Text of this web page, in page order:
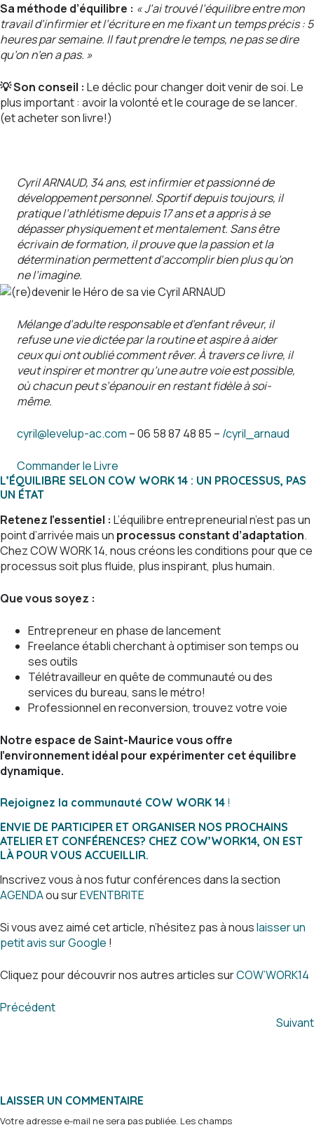
Sa méthode d’équilibre : « J’ai trouvé l’équilibre entre mon
travail d’infirmier et l’écriture en me fixant un temps précis : 5
heures par semaine. Il faut prendre le temps, ne pas se dire
qu’on n’en a pas. »
💡 Son conseil : Le déclic pour changer doit venir de soi. Le
plus important : avoir la volonté et le courage de se lancer.
(et acheter son livre!)
Cyril ARNAUD, 34 ans, est infirmier et passionné de
développement personnel. Sportif depuis toujours, il
pratique l’athlétisme depuis 17 ans et a appris à se
dépasser physiquement et mentalement. Sans être
écrivain de formation, il prouve que la passion et la
détermination permettent d’accomplir bien plus qu’on
ne l’imagine.
Mélange d’adulte responsable et d’enfant rêveur, il
refuse une vie dictée par la routine et aspire à aider
ceux qui ont oublié comment rêver. À travers ce livre, il
veut inspirer et montrer qu’une autre voie est possible,
où chacun peut s’épanouir en restant fidèle à soi-
même.
cyril@levelup-ac.com – 06 58 87 48 85 – /cyril_arnaud
Commander le Livre
L’ÉQUILIBRE SELON COW WORK 14 : UN PROCESSUS, PAS
UN ÉTAT
Retenez l’essentiel : L’équilibre entrepreneurial n’est pas un
point d’arrivée mais un processus constant d’adaptation.
Chez COW WORK 14, nous créons les conditions pour que ce
processus soit plus fluide, plus inspirant, plus humain.
Que vous soyez :
Entrepreneur en phase de lancement
Freelance établi cherchant à optimiser son temps ou
ses outils
Télétravailleur en quête de communauté ou des
services du bureau, sans le métro!
Professionnel en reconversion, trouvez votre voie
Notre espace de Saint-Maurice vous offre
l’environnement idéal pour expérimenter cet équilibre
dynamique.
Rejoignez la communauté COW WORK 14 !
ENVIE DE PARTICIPER ET ORGANISER NOS PROCHAINS
ATELIER ET CONFÉRENCES? CHEZ COW’WORK14, ON EST
LÀ POUR VOUS ACCUEILLIR.
Inscrivez vous à nos futur conférences dans la section
AGENDAou surEVENTBRITE
Si vous avez aimé cet article, n’hésitez pas à nouslaisser un
petit avis sur Google !
Cliquez pour découvrir nos autres articles surCOW’WORK14
Précédent
Suivant
LAISSER UN COMMENTAIRE
Votre adresse e-mail ne sera pas publiée. Les champs